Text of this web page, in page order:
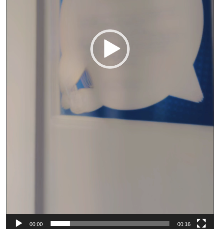
00:00 00:16